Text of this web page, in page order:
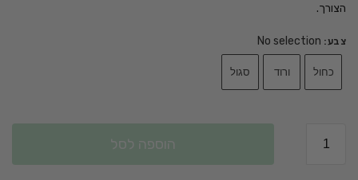
הצורך.
צבע:
No selection
כחול ורוד סגול
הוספה לסל